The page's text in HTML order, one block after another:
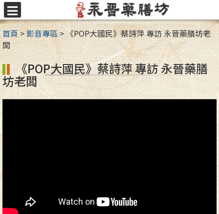
跳
至
主
要
內
容
區
首頁 > 影音專區>《POP大國民》蔡詩萍 專訪 永晉藥膳坊老
闆
《POP大國民》蔡詩萍 專訪 永晉藥膳
坊老闆
選
單